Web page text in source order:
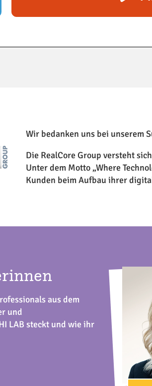
Wir bedanken uns bei unserem
Die RealCoreGroup versteht
Unter dem Motto „Where
Kunden beim Aufbau ihrer
aus dem
und
LAB steckt und wie ihr